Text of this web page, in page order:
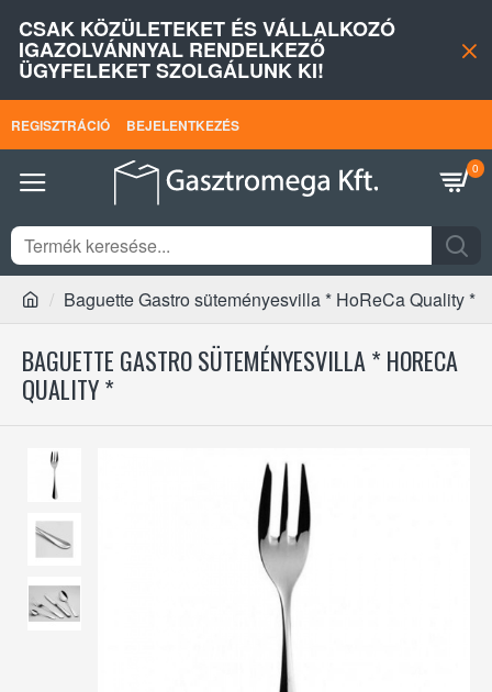
CSAK KÖZÜLETEKET ÉS VÁLLALKOZÓ
IGAZOLVÁNNYAL RENDELKEZŐ
ÜGYFELEKET SZOLGÁLUNK KI!
REGISZTRÁCIÓ BEJELENTKEZÉS
0
Baguette Gastro süteményesvilla * HoReCa Quality *
BAGUETTE GASTRO SÜTEMÉNYESVILLA * HORECA
QUALITY *